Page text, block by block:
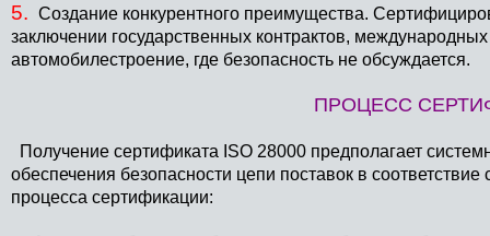
5. Создание конкурентного преимущества.
заключении государственных контрактов,
автомобилестроение, где безопасность не обсуждается.
ПРОЦЕСС
Получение сертификата ISO 28000 предполагает
обеспечения безопасности цепи поставок в
процесса сертификации: